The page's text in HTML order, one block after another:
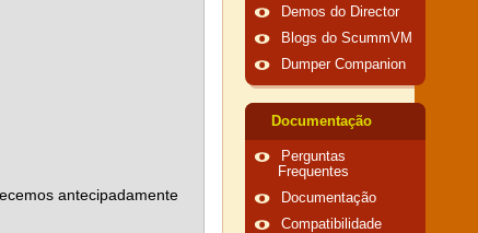
antecipadamente
Demos do Director
Blogs do ScummVM
Dumper Companion
Documentação
Perguntas
Frequentes
Documentação
Compatibilidade